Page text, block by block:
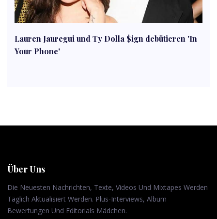
Lauren Jauregui und Ty Dolla $ign debütieren 'In
Your Phone'
Über Uns
Die Neuesten Nachrichten, Texte, Videos Und Mixtapes Werden
Täglich Aktualisiert Werden. Plus-Interviews, Album
Bewertungen Und Editorials Mädchen.